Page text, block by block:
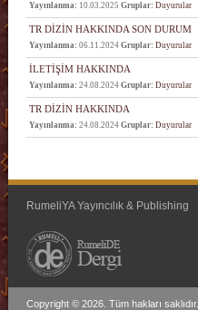
Yayınlanma: 10.03.2025 Gruplar: Duyurular
TR DİZİN HAKKINDA SON DURUM
Yayınlanma: 06.11.2024 Gruplar: Duyurular
İLETİŞİM HAKKINDA
Yayınlanma: 24.08.2024 Gruplar: Duyurular
TR DİZİN HAKKINDA
Yayınlanma: 24.08.2024 Gruplar: Duyurular
RumeliYA Yayıncılık & Publishing
Copyright © 2026. Tüm hakları saklıdır.